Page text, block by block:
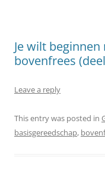
Je wilt
bovenfrees
Leave a reply
This entry was posted in
basisgereedschap,